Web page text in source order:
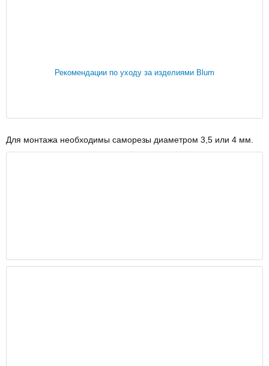
Рекомендации по уходу за изделиями Blum
Для монтажа необходимы саморезы диаметром 3,5 или 4 мм.